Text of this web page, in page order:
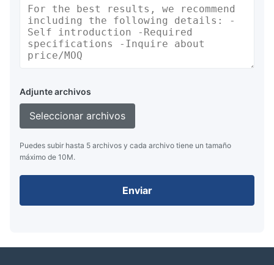
Adjunte archivos
Seleccionar archivos
Puedes subir hasta 5 archivos y cada archivo tiene un tamaño
máximo de 10M.
Enviar